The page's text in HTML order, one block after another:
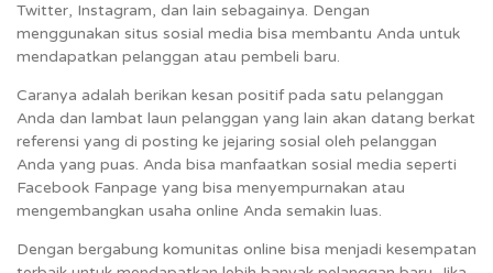
Twitter, Instagram, dan lain sebagainya. Dengan
menggunakan situs sosial media bisa membantu Anda untuk
mendapatkan pelanggan atau pembeli baru.
Caranya adalah berikan kesan positif pada satu pelanggan
Anda dan lambat laun pelanggan yang lain akan datang berkat
referensi yang di posting ke jejaring sosial oleh pelanggan
Anda yang puas. Anda bisa manfaatkan sosial media seperti
Facebook Fanpage yang bisa menyempurnakan atau
mengembangkan usaha online Anda semakin luas.
Dengan bergabung komunitas online bisa menjadi kesempatan